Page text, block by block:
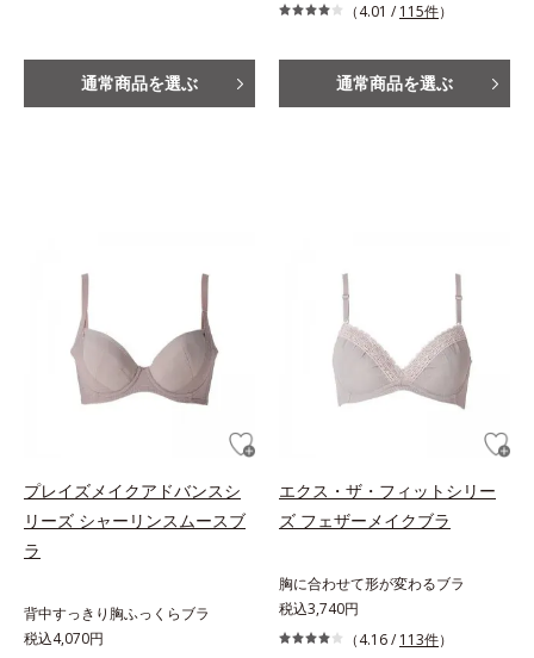
通常商品を選ぶ
（4.01 / 115件）
通常商品を選ぶ
プレイズメイクアドバンスシ
リーズ シャーリンスムースブ
ラ
背中すっきり胸ふっくらブラ
税込4,070円
エクス・ザ・フィットシリー
ズ フェザーメイクブラ
胸に合わせて形が変わるブラ
税込3,740円
（4.16 / 113件）